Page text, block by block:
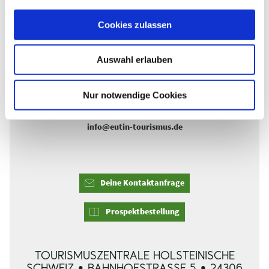
Cookies zulassen
Auswahl erlauben
Nur notwendige Cookies
info@tourismus-malente.de
+49 (0)4522/50 95-0
touristinfo@ploen.de
Tourist-Info Eutin
+49 (0)4521/70 97-0
info@eutin-tourismus.de
Deine Kontaktanfrage
Prospektbestellung
TOURISMUSZENTRALE HOLSTEINISCHE